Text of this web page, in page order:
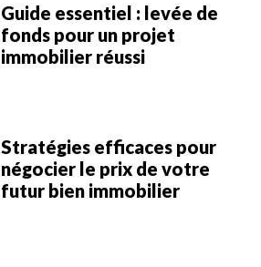
Guide essentiel : levée de
fonds pour un projet
immobilier réussi
Stratégies efficaces pour
négocier le prix de votre
futur bien immobilier